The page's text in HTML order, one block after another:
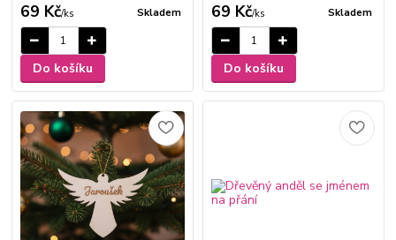
69 Kč/ks Skladem
Do košíku
69 Kč/ks Skladem
Do košíku